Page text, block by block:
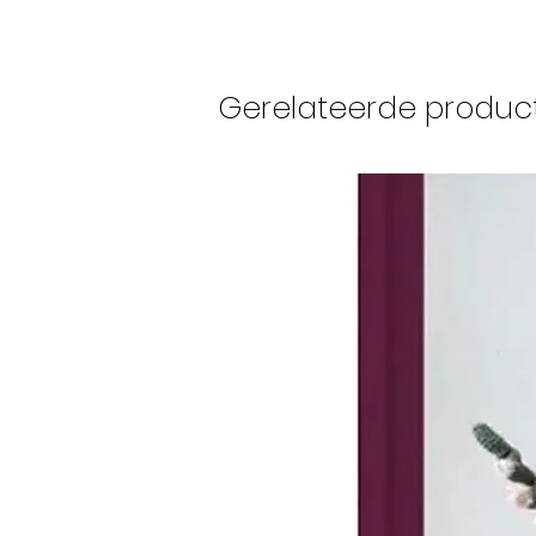
Gerelateerde